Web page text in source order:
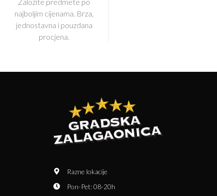
najboljim cijenama. Brza,
jednostavna i pouzdana
procjena.
Razne lokacije
Pon-Pet: 08-20h